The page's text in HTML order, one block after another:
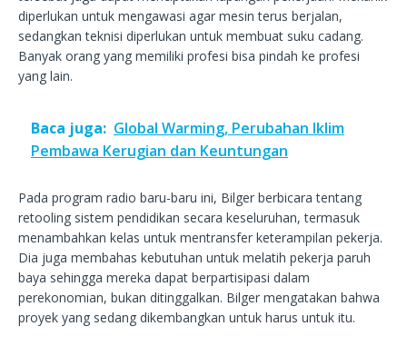
diperlukan untuk mengawasi agar mesin terus berjalan,
sedangkan teknisi diperlukan untuk membuat suku cadang.
Banyak orang yang memiliki profesi bisa pindah ke profesi
yang lain.
Baca juga: Global Warming, Perubahan Iklim
Pembawa Kerugian dan Keuntungan
Pada program radio baru-baru ini, Bilger berbicara tentang
retooling sistem pendidikan secara keseluruhan, termasuk
menambahkan kelas untuk mentransfer keterampilan pekerja.
Dia juga membahas kebutuhan untuk melatih pekerja paruh
baya sehingga mereka dapat berpartisipasi dalam
perekonomian, bukan ditinggalkan. Bilger mengatakan bahwa
proyek yang sedang dikembangkan untuk harus untuk itu.